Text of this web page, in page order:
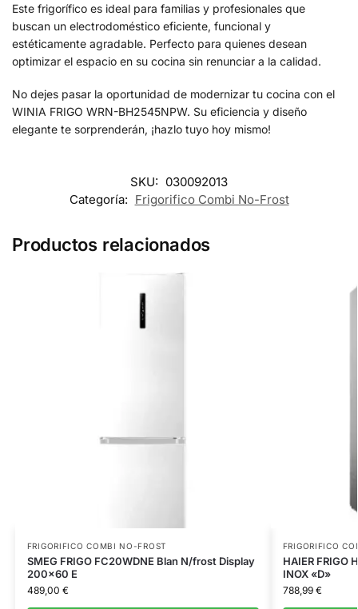
Este frigorífico es ideal para familias y profesionales que
buscan un electrodoméstico eficiente, funcional y
estéticamente agradable. Perfecto para quienes desean
optimizar el espacio en su cocina sin renunciar a la calidad.
No dejes pasar la oportunidad de modernizar tu cocina con el
WINIA FRIGO WRN-BH2545NPW. Su eficiencia y diseño
elegante te sorprenderán, ¡hazlo tuyo hoy mismo!
SKU: 030092013
Categoría: Frigorifico Combi No-Frost
Productos relacionados
FRIGORIFICO COMBI NO-FROST
SMEG FRIGO FC20WDNE Blan N/frost Display
200×60 E
489,00 €
FRIGORIFICO
HAIER FRIGO
INOX «D»
788,99 €